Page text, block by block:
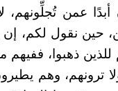
أبدًا عمن
حين نقول لكم، إن
ذهبوا، ففيهم
ولا ترونهم، وهم